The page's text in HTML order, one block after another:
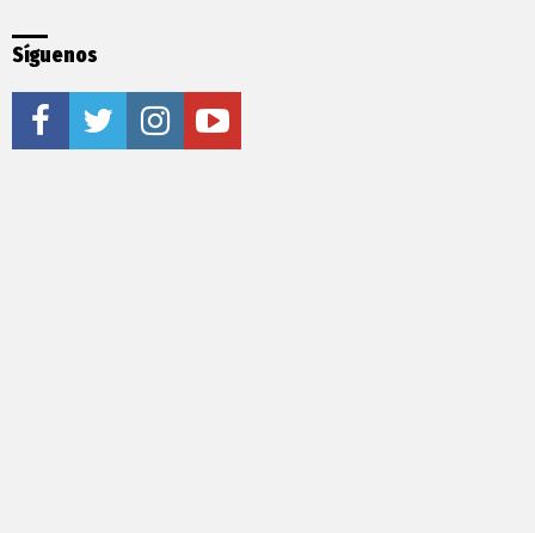
Síguenos
facebooktwitter instagramyoutube